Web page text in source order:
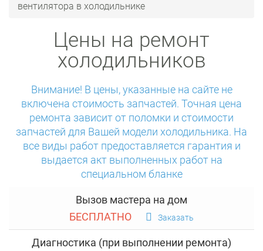
вентилятора в холодильнике
Цены на ремонт
холодильников
Внимание! В цены, указанные на сайте не
включена стоимость запчастей. Точная цена
ремонта зависит от поломки и стоимости
запчастей для Вашей модели холодильника. На
все виды работ предоставляется гарантия и
выдается акт выполненных работ на
специальном бланке
Вызов мастера на дом
БЕСПЛАТНО
Заказать
Диагностика (при выполнении ремонта)